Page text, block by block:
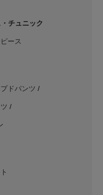
Loop
アプリ
チュニック
ース
ドパンツ